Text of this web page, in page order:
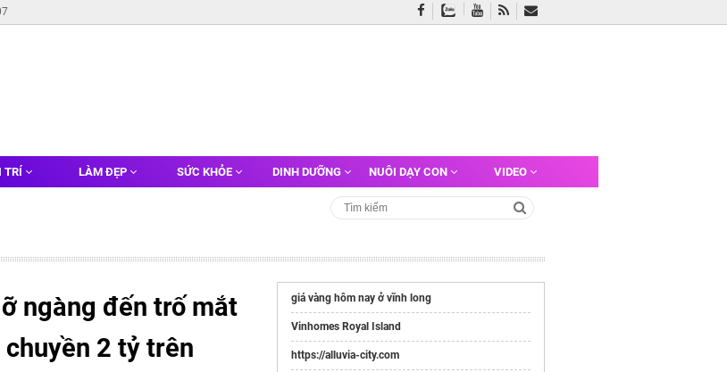
TRÍ LÀM ĐẸP SỨC KHỎE DINH DƯỠNG NUÔI DẠY CON VIDEO
ngàng đến trố mắt
2 tỷ trên
giá vàng hôm nay ở vĩnh long
Vinhomes Royal Island
https://alluvia-city.com